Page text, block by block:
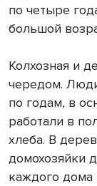
по четыре
большой
Колхозная и
чередом.
по годам, в
работали в
хлеба. В
домохозяйки
каждого дома